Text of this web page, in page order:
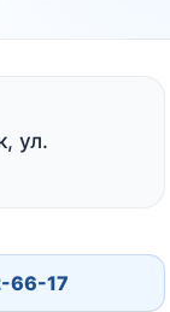
ул.
66-17